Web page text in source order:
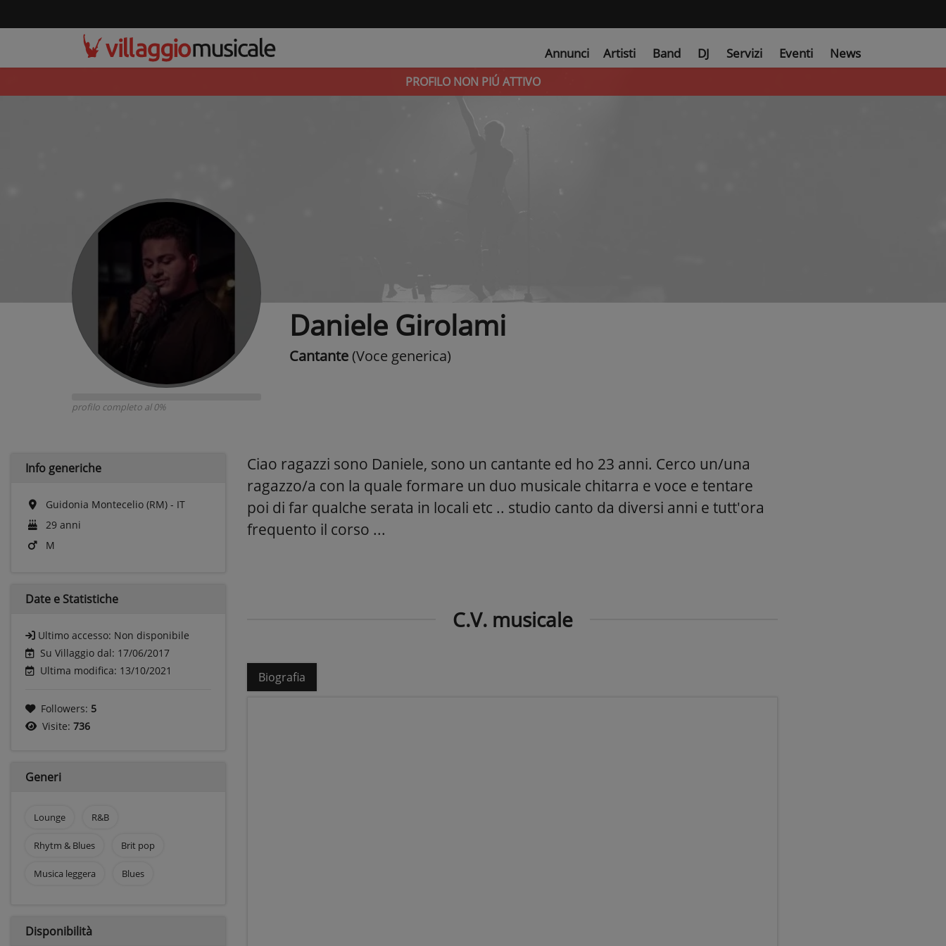
Annunci Artisti Band DJ Servizi Eventi News
PROFILO NON PIÚ ATTIVO
profilo completo al 0%
Daniele Girolami
Cantante (Voce generica)
Info generiche
Guidonia Montecelio (RM) - IT
29 anni
M
Date e Statistiche
Ultimo accesso: Non disponibile
Su Villaggio dal: 17/06/2017
Ultima modifica: 13/10/2021
Followers: 5
Visite: 736
Generi
Lounge R&B
Rhytm & Blues Brit pop
Musica leggera Blues
Disponibilità
Ciao ragazzi sono Daniele, sono un cantante ed ho 23 anni. Cerco un/una
ragazzo/a con la quale formare un duo musicale chitarra e voce e tentare
poi di far qualche serata in locali etc .. studio canto da diversi anni e tutt'ora
frequento il corso ...
C.V. musicale
Biografia